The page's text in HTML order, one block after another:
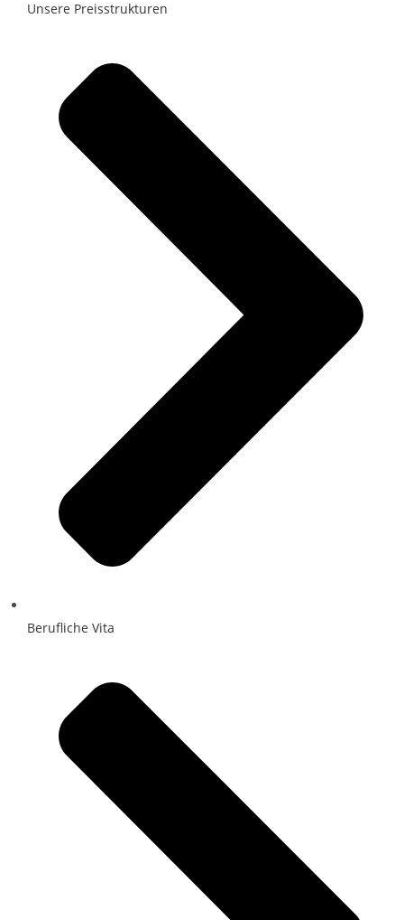
Unsere Preisstrukturen
Berufliche Vita